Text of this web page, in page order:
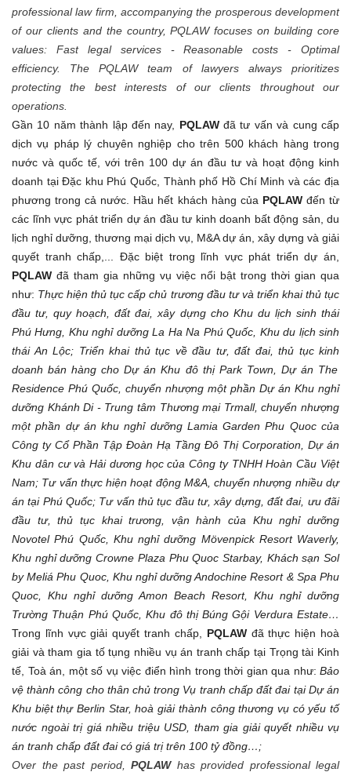
professional law firm, accompanying the prosperous development
of our clients and the country, PQLAW focuses on building core
values: Fast legal services - Reasonable costs - Optimal
efficiency. The PQLAW team of lawyers always prioritizes
protecting the best interests of our clients throughout our
operations.
Gần 10 năm thành lập đến nay, PQLAWđã tư vấn và cung cấp
dịch vụ pháp lý chuyên nghiệp cho trên 500 khách hàng trong
nước và quốc tế, với trên 100 dự án đầu tư và hoạt động kinh
doanh tại Đặc khu Phú Quốc, Thành phố Hồ Chí Minh và các địa
phương trong cả nước. Hầu hết khách hàng của PQLAWđến từ
các lĩnh vực phát triển dự án đầu tư kinh doanh bất động sản, du
lịch nghỉ dưỡng, thương mại dịch vụ, M&Adự án, xây dựng và giải
quyết tranh chấp,... Đặc biệt trong lĩnh vực phát triển dự án,
PQLAW đã tham gia những vụ việc nổi bật trong thời gian qua
như: Thực hiện thủ tục cấp chủ trương đầutưvà triển khai thủ tục
đầu tư, quy hoạch, đất đai, xây dựng cho Khu du lịch sinh thái
Phú Hưng , Khu nghỉ dưỡng La Ha Na Phú Quốc, Khu du lịch sinh
thái An Lộc; Triển khai thủ tục về đầu tư, đất đai, thủ tục kinh
doanhbán hàng cho Dự án Khu đô thị Park Town , Dự án The
Residence Phú Quốc , chuyển nhượng một phần Dự án Khu nghỉ
dưỡng Khánh Di - Trung tâm Thương mại Trmall, chuyển nhượng
một phần dự án khu nghỉ dưỡng Lamia Garden Phu Quoc của
Công ty Cổ Phần Tập Đoàn Hạ Tầng Đô Thị Corporation
Dựán
Khu dân cư và Hải dương học của Công ty TNHH Hoàn Cầu Việt
Nam; Tư vấn thựchiện hoạt động M&A,chuyển nhượng nhiều dự
án tại Phú Quốc; Tư vấn thủ tục đầu tư, xâydựng,đất đai, ưu đãi
đầu tư, thủ tục khai trương
vận hành của Khu nghỉ dưỡng
Novotel Phú Quốc, Khu nghỉ dưỡng Mövenpick Resort Waverly,
Khu nghỉ dưỡngCrowne Plaza Phu Quoc Starbay, Khách sạnSol
by Meliá Phu Quoc, Khu nghỉ dưỡng Andochine Resort & Spa Phu
Quoc, Khu nghỉ dưỡng Amon Beach Resort, Khu nghỉ dưỡng
Trường Thuận Phú Quốc, Khu đô thị Búng Gội Verdura Estate…
Trong lĩnh vực giải quyết tranh chấp,
PQLAWđã thực hiện hoà
giải và tham gia tố tụng nhiều vụ án tranh chấp tại Trọng tài Kinh
tế, Toà án, một số vụ việc điển hình trong thời gian qua như: Bảo
vệ thành công cho thân chủ trong Vụ tranh chấp đất đai tại Dự án
Khu biệt thự Berlin Star, hoà giải thành công thương vụ có yếu tố
nước ngoài trị giá nhiều triệu USD, tham gia giải quyết nhiều vụ
án tranh chấp đất đai có giá trị trên 100 tỷ đồng… ;
Over the past period, PQLAWhas provided professional legal